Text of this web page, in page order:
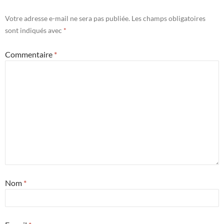
Votre adresse e-mail ne sera pas publiée. Les champs obligatoires
sont indiqués avec *
Commentaire *
Nom *